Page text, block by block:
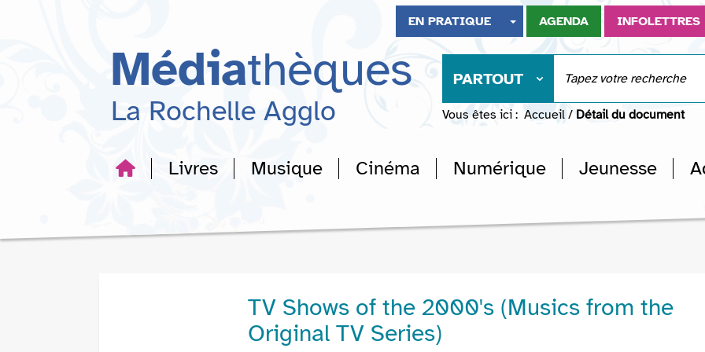
recherche
EN PRATIQUE AGENDA INFOLETTRES
Médiathèques
La Rochelle Agglo
PARTOUT
Vous êtes ici : Accueil / Détail du document
Livres Musique Cinéma Numérique Jeunesse
TV Shows of the 2000's (Musics from the
Original TV Series)